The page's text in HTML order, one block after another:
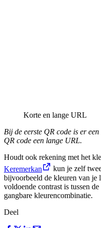
Korte en lange URL
Bij de eerste QR code is er
QR code een lange URL.
Houdt ook rekening met het
Keremerkan
kun je zelf
bijvoorbeeld de kleuren van
voldoende contrast is tussen
gangbare kleurencombinatie.
Deel